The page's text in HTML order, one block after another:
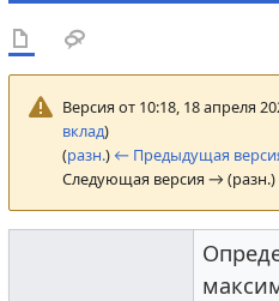
Версия от 10:18, 18 апреля
вклад)
(разн.) ← Предыдущая
Следующая версия → (разн.)